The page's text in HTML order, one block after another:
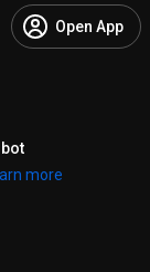
Open App
more